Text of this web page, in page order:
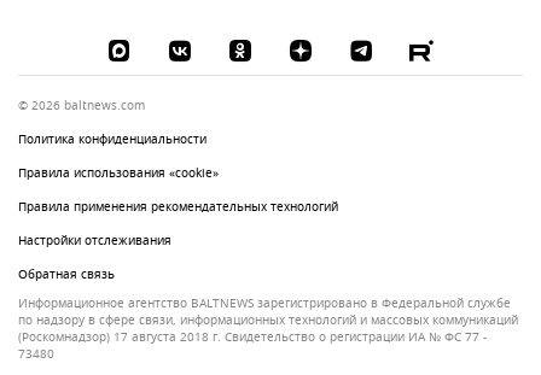
© 2026 baltnews.com
Политика конфиденциальности
Правила использования «cookie»
Правила применения рекомендательных технологий
Настройки отслеживания
Обратная связь
Информационное агентство BALTNEWS зарегистрировано в Федеральной службе
по надзору в сфере связи, информационных технологий и массовых коммуникаций
(Роскомнадзор) 17 августа 2018 г. Свидетельство о регистрации ИА № ФС 77 -
73480